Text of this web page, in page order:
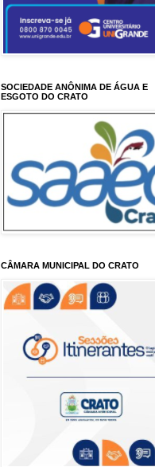
SOCIEDADE ANÔNIMA DE ÁGUA E
ESGOTO DO CRATO
CÂMARA MUNICIPAL DO CRATO